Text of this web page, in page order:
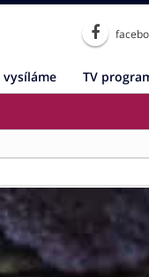
vysíláme TV